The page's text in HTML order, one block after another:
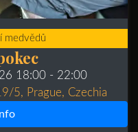
medvědů
18:00 - 22:00
5, Prague, Czechia